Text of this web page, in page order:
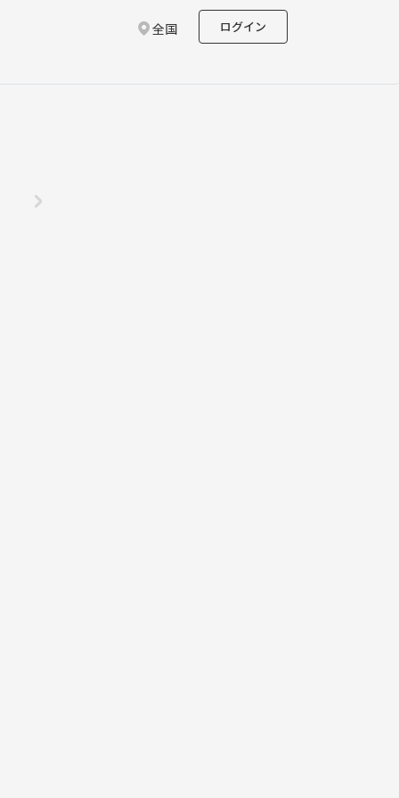
全国 ログイン